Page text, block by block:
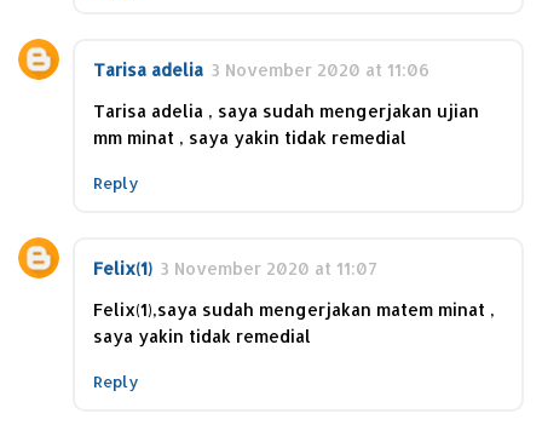
Tarisa adelia 3 November 2020 at 11:06
Tarisa adelia , saya sudah mengerjakan ujian
mm minat , saya yakin tidak remedial
Reply
Felix(1) 3 November 2020 at 11:07
Felix(1),saya sudah mengerjakan matem minat ,
saya yakin tidak remedial
Reply